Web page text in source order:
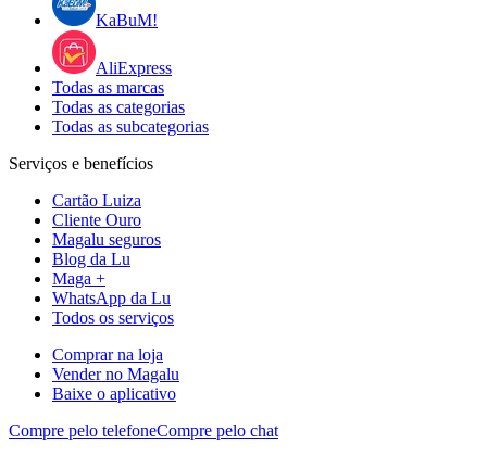
KaBuM!
AliExpress
Todas as marcas
Todas as categorias
Todas as subcategorias
Serviços e benefícios
Cartão Luiza
Cliente Ouro
Magalu seguros
Blog da Lu
Maga +
WhatsApp da Lu
Todos os serviços
Comprar na loja
Vender no Magalu
Baixe o aplicativo
Compre pelo telefoneCompre pelo chat